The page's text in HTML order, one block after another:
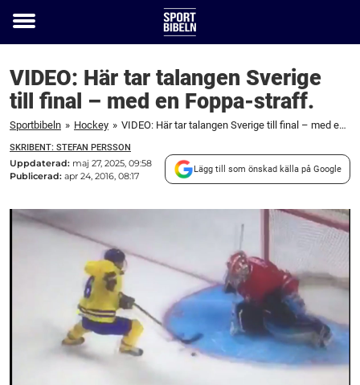
Toggle
VIDEO: Här tar talangen Sverige
till final – med en Foppa-straff.
Sportbibeln » Hockey » VIDEO: Här tar talangen Sverige till final – med en Foppa-straff.
SKRIBENT: STEFAN PERSSON
Uppdaterad: maj 27, 2025, 09:58
Publicerad: apr 24, 2016, 08:17
Lägg till som önskad källa på Google